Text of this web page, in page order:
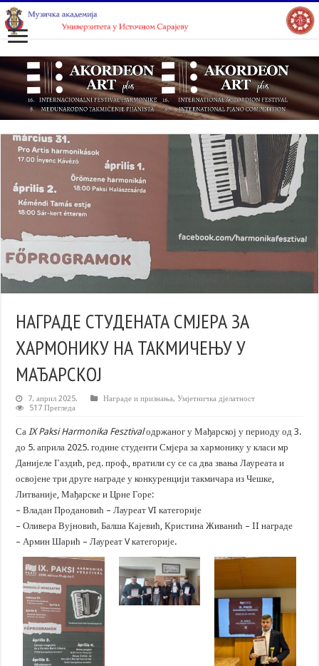
НАГРАДЕ СТУДЕНАТА СМЈЕРА ЗА
ХАРМОНИКУ НА ТАКМИЧЕЊУ У
МАЂАРСКОЈ
7. април 2025. Награде и признања,Умјетничка дјелатност
517 Прегледа
Са IX Paksi Harmonika Fesztivalодржаног у Мађарској у периоду од 3.
до 5. априла 2025. године студенти Смјера за хармонику у класи мр
Данијеле Газдић, ред. проф., вратили су се са два звања Лауреата и
освојене три друге награде у конкуренцији такмичара из Чешке,
Литваније, Мађарске и Црне Горе:
– Владан Продановић – Лауреат VI категорије
– Оливера Вујновић, Балша Кајевић, Кристина Живанић – II награде
– Армин Шарић – Лауреат V категорије.